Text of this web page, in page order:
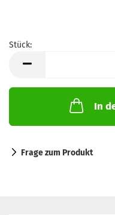
Stück:
In
Frage zum Produkt